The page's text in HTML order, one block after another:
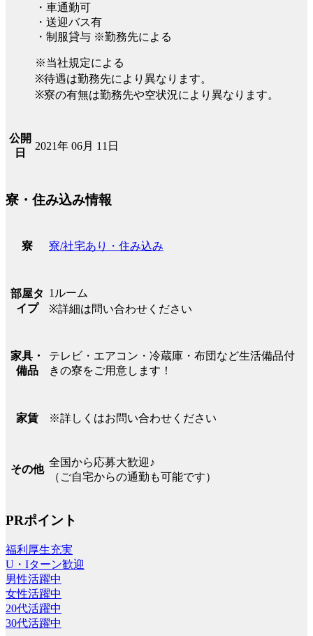
・車通勤可
・送迎バス有
・制服貸与 ※勤務先による
※当社規定による
※待遇は勤務先により異なります。
※寮の有無は勤務先や空状況により異なります。
公開
日
2021年 06月 11日
寮・住み込み情報
寮 寮/社宅あり・住み込み
部屋タ
イプ
1ルーム
※詳細は問い合わせください
家具・
備品
テレビ・エアコン・冷蔵庫・布団など生活備品付
きの寮をご用意します！
家賃 ※詳しくはお問い合わせください
その他
全国から応募大歓迎♪
（ご自宅からの通勤も可能です）
PRポイント
福利厚生充実
U・Iターン歓迎
男性活躍中
女性活躍中
20代活躍中
30代活躍中